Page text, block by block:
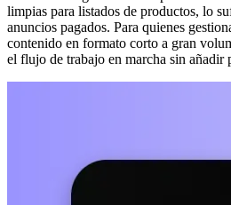
limpias para listados de productos, lo
anuncios pagados. Para quienes
contenido en formato corto a gran
el flujo de trabajo en marcha sin añadir